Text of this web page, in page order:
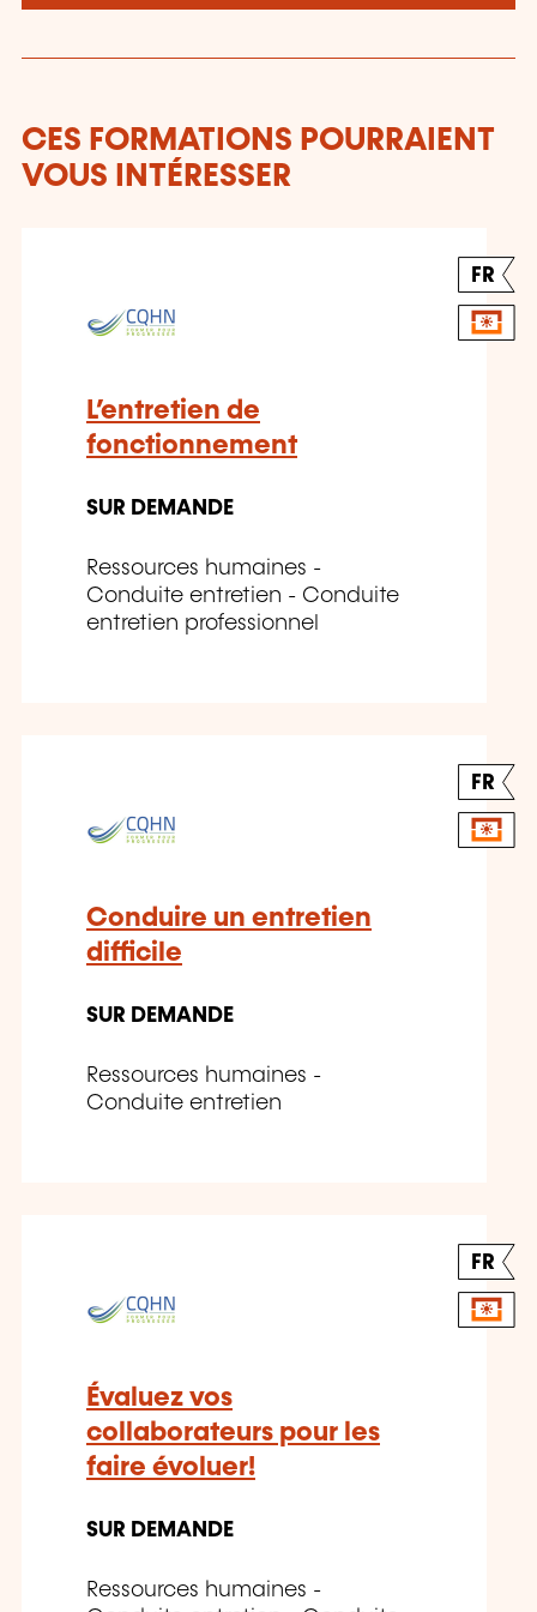
CES FORMATIONS POURRAIENT
VOUS INTÉRESSER
FR
L’entretien de
fonctionnement
SUR DEMANDE
Ressources humaines -
Conduite entretien - Conduite
entretien professionnel
FR
Conduire un entretien
difficile
SUR DEMANDE
Ressources humaines -
Conduite entretien
FR
Évaluez vos
collaborateurs pour les
faire évoluer!
SUR DEMANDE
Ressources humaines -